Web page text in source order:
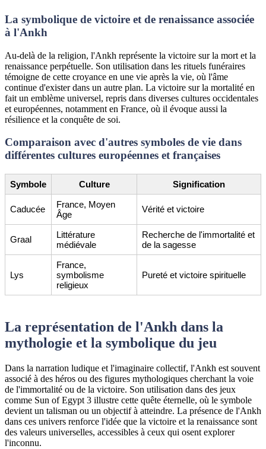
La symbolique de victoire et de renaissance associée
à l'Ankh
Au-delà de la religion, l'Ankh représente la victoire sur la mort et la
renaissance perpétuelle. Son utilisation dans les rituels funéraires
témoigne de cette croyance en une vie après la vie, où l'âme
continue d'exister dans un autre plan. La victoire sur la mortalité en
fait un emblème universel, repris dans diverses cultures occidentales
et européennes, notamment en France, où il évoque aussi la
résilience et la conquête de soi.
Comparaison avec d'autres symboles de vie dans
différentes cultures européennes et françaises
Symbole Culture Signification
Caducée
France, Moyen
Âge
Vérité et victoire
Graal
Littérature
médiévale
Recherche de l'immortalité et
de la sagesse
Lys
France,
symbolisme
religieux
Pureté et victoire spirituelle
La représentation de l'Ankh dans la
mythologie et la symbolique du jeu
Dans la narration ludique et l'imaginaire collectif, l'Ankh est souvent
associé à des héros ou des figures mythologiques cherchant la voie
de l'immortalité ou de la victoire. Son utilisation dans des jeux
comme Sun of Egypt 3 illustre cette quête éternelle, où le symbole
devient un talisman ou un objectif à atteindre. La présence de l'Ankh
dans ces univers renforce l'idée que la victoire et la renaissance sont
des valeurs universelles, accessibles à ceux qui osent explorer
l'inconnu.